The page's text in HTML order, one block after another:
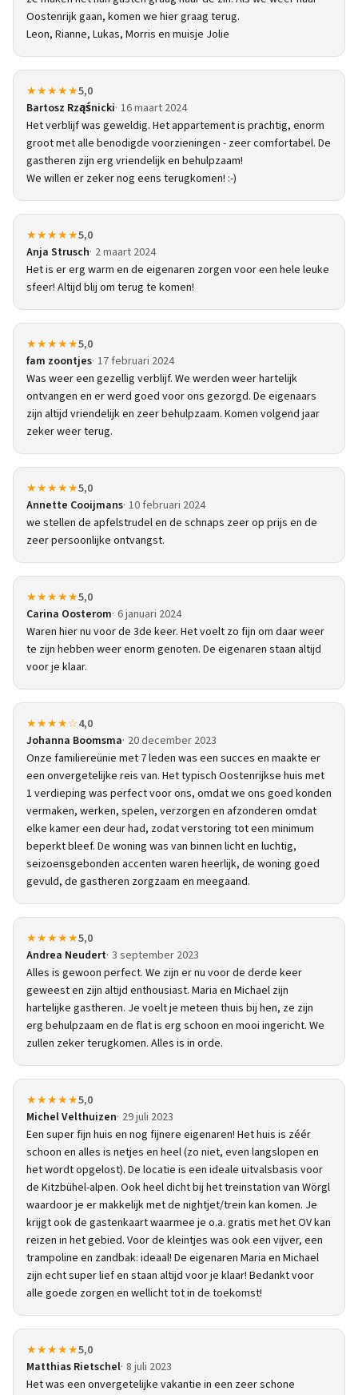
Oostenrijk gaan, komen we hier graag terug.
Leon, Rianne, Lukas, Morris en muisje Jolie
★★★★★5,0
Bartosz Rząśnicki 16 maart 2024
Het verblijf was geweldig. Het appartement is prachtig, enorm
groot met alle benodigde voorzieningen - zeer comfortabel. De
gastheren zijn erg vriendelijk en behulpzaam!
We willen er zeker nog eens terugkomen! :-)
★★★★★5,0
Anja Strusch 2 maart 2024
Het is er erg warm en de eigenaren zorgen voor een hele leuke
sfeer! Altijd blij om terug te komen!
★★★★★5,0
fam zoontjes 17 februari 2024
Was weer een gezellig verblijf. We werden weer hartelijk
ontvangen en er werd goed voor ons gezorgd. De eigenaars
zijn altijd vriendelijk en zeer behulpzaam. Komen volgend jaar
zeker weer terug.
★★★★★5,0
Annette Cooijmans 10 februari 2024
we stellen de apfelstrudel en de schnaps zeer op prijs en de
zeer persoonlijke ontvangst.
★★★★★5,0
Carina Oosterom 6 januari 2024
Waren hier nu voor de 3de keer. Het voelt zo fijn om daar weer
te zijn hebben weer enorm genoten. De eigenaren staan altijd
voor je klaar.
★★★★☆4,0
Johanna Boomsma 20 december 2023
Onze familiereünie met 7 leden was een succes en maakte er
een onvergetelijke reis van. Het typisch Oostenrijkse huis met
1 verdieping was perfect voor ons, omdat we ons goed konden
vermaken, werken, spelen, verzorgen en afzonderen omdat
elke kamer een deur had, zodat verstoring tot een minimum
beperkt bleef. De woning was van binnen licht en luchtig,
seizoensgebonden accenten waren heerlijk, de woning goed
gevuld, de gastheren zorgzaam en meegaand.
★★★★★5,0
Andrea Neudert 3 september 2023
Alles is gewoon perfect. We zijn er nu voor de derde keer
geweest en zijn altijd enthousiast. Maria en Michael zijn
hartelijke gastheren. Je voelt je meteen thuis bij hen, ze zijn
erg behulpzaam en de flat is erg schoon en mooi ingericht. We
zullen zeker terugkomen. Alles is in orde.
★★★★★5,0
Michel Velthuizen 29 juli 2023
Een super fijn huis en nog fijnere eigenaren! Het huis is zéér
schoon en alles is netjes en heel (zo niet, even langslopen en
het wordt opgelost). De locatie is een ideale uitvalsbasis voor
de Kitzbühel-alpen. Ook heel dicht bij het treinstation van Wörgl
waardoor je er makkelijk met de nightjet/trein kan komen. Je
krijgt ook de gastenkaart waarmee je o.a. gratis met het OV kan
reizen in het gebied. Voor de kleintjes was ook een vijver, een
trampoline en zandbak: ideaal! De eigenaren Maria en Michael
zijn echt super lief en staan altijd voor je klaar! Bedankt voor
alle goede zorgen en wellicht tot in de toekomst!
★★★★★5,0
Matthias Rietschel 8 juli 2023
Het was een onvergetelijke vakantie in een zeer schone